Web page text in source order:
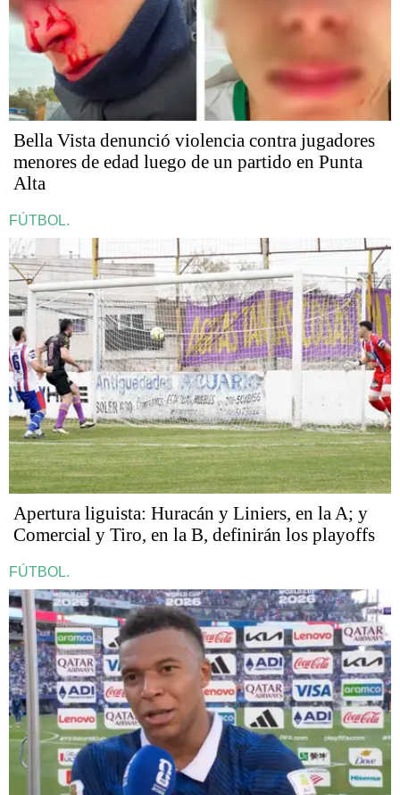
Bella Vista denunció violencia contra jugadores
menores de edad luego de un partido en Punta
Alta
FÚTBOL.
Apertura liguista: Huracán y Liniers, en la A; y
Comercial y Tiro, en la B, definirán los playoffs
FÚTBOL.